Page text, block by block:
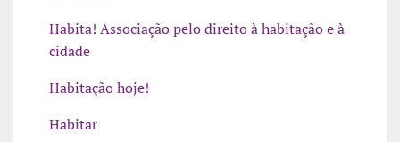
Habita! Associação pelo direito à habitação e à
cidade
Habitação hoje!
Habitar